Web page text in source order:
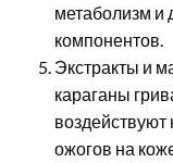
метаболизм и
компонентов.
Экстракты и
караганы
ожогов на